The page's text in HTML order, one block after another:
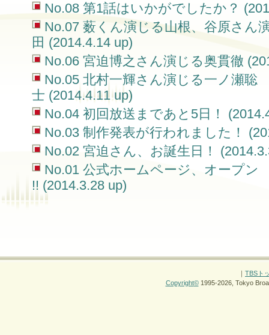
No.08 第1話はいかがでしたか？
No.07 薮くん演じる山根、谷原さん
田 (2014.4.14 up)
No.06 宮迫博之さん演じる奥貫徹
No.05 北村一輝さん演じる一ノ瀬聡
士 (2014.4.11 up)
No.04 初回放送まであと5日！
No.03 制作発表が行われました！
No.02 宮迫さん、お誕生日！
No.01 公式ホームページ、オープン
!! (2014.3.28 up)
｜ TBSト
Copyright© 1995-2026, Tokyo